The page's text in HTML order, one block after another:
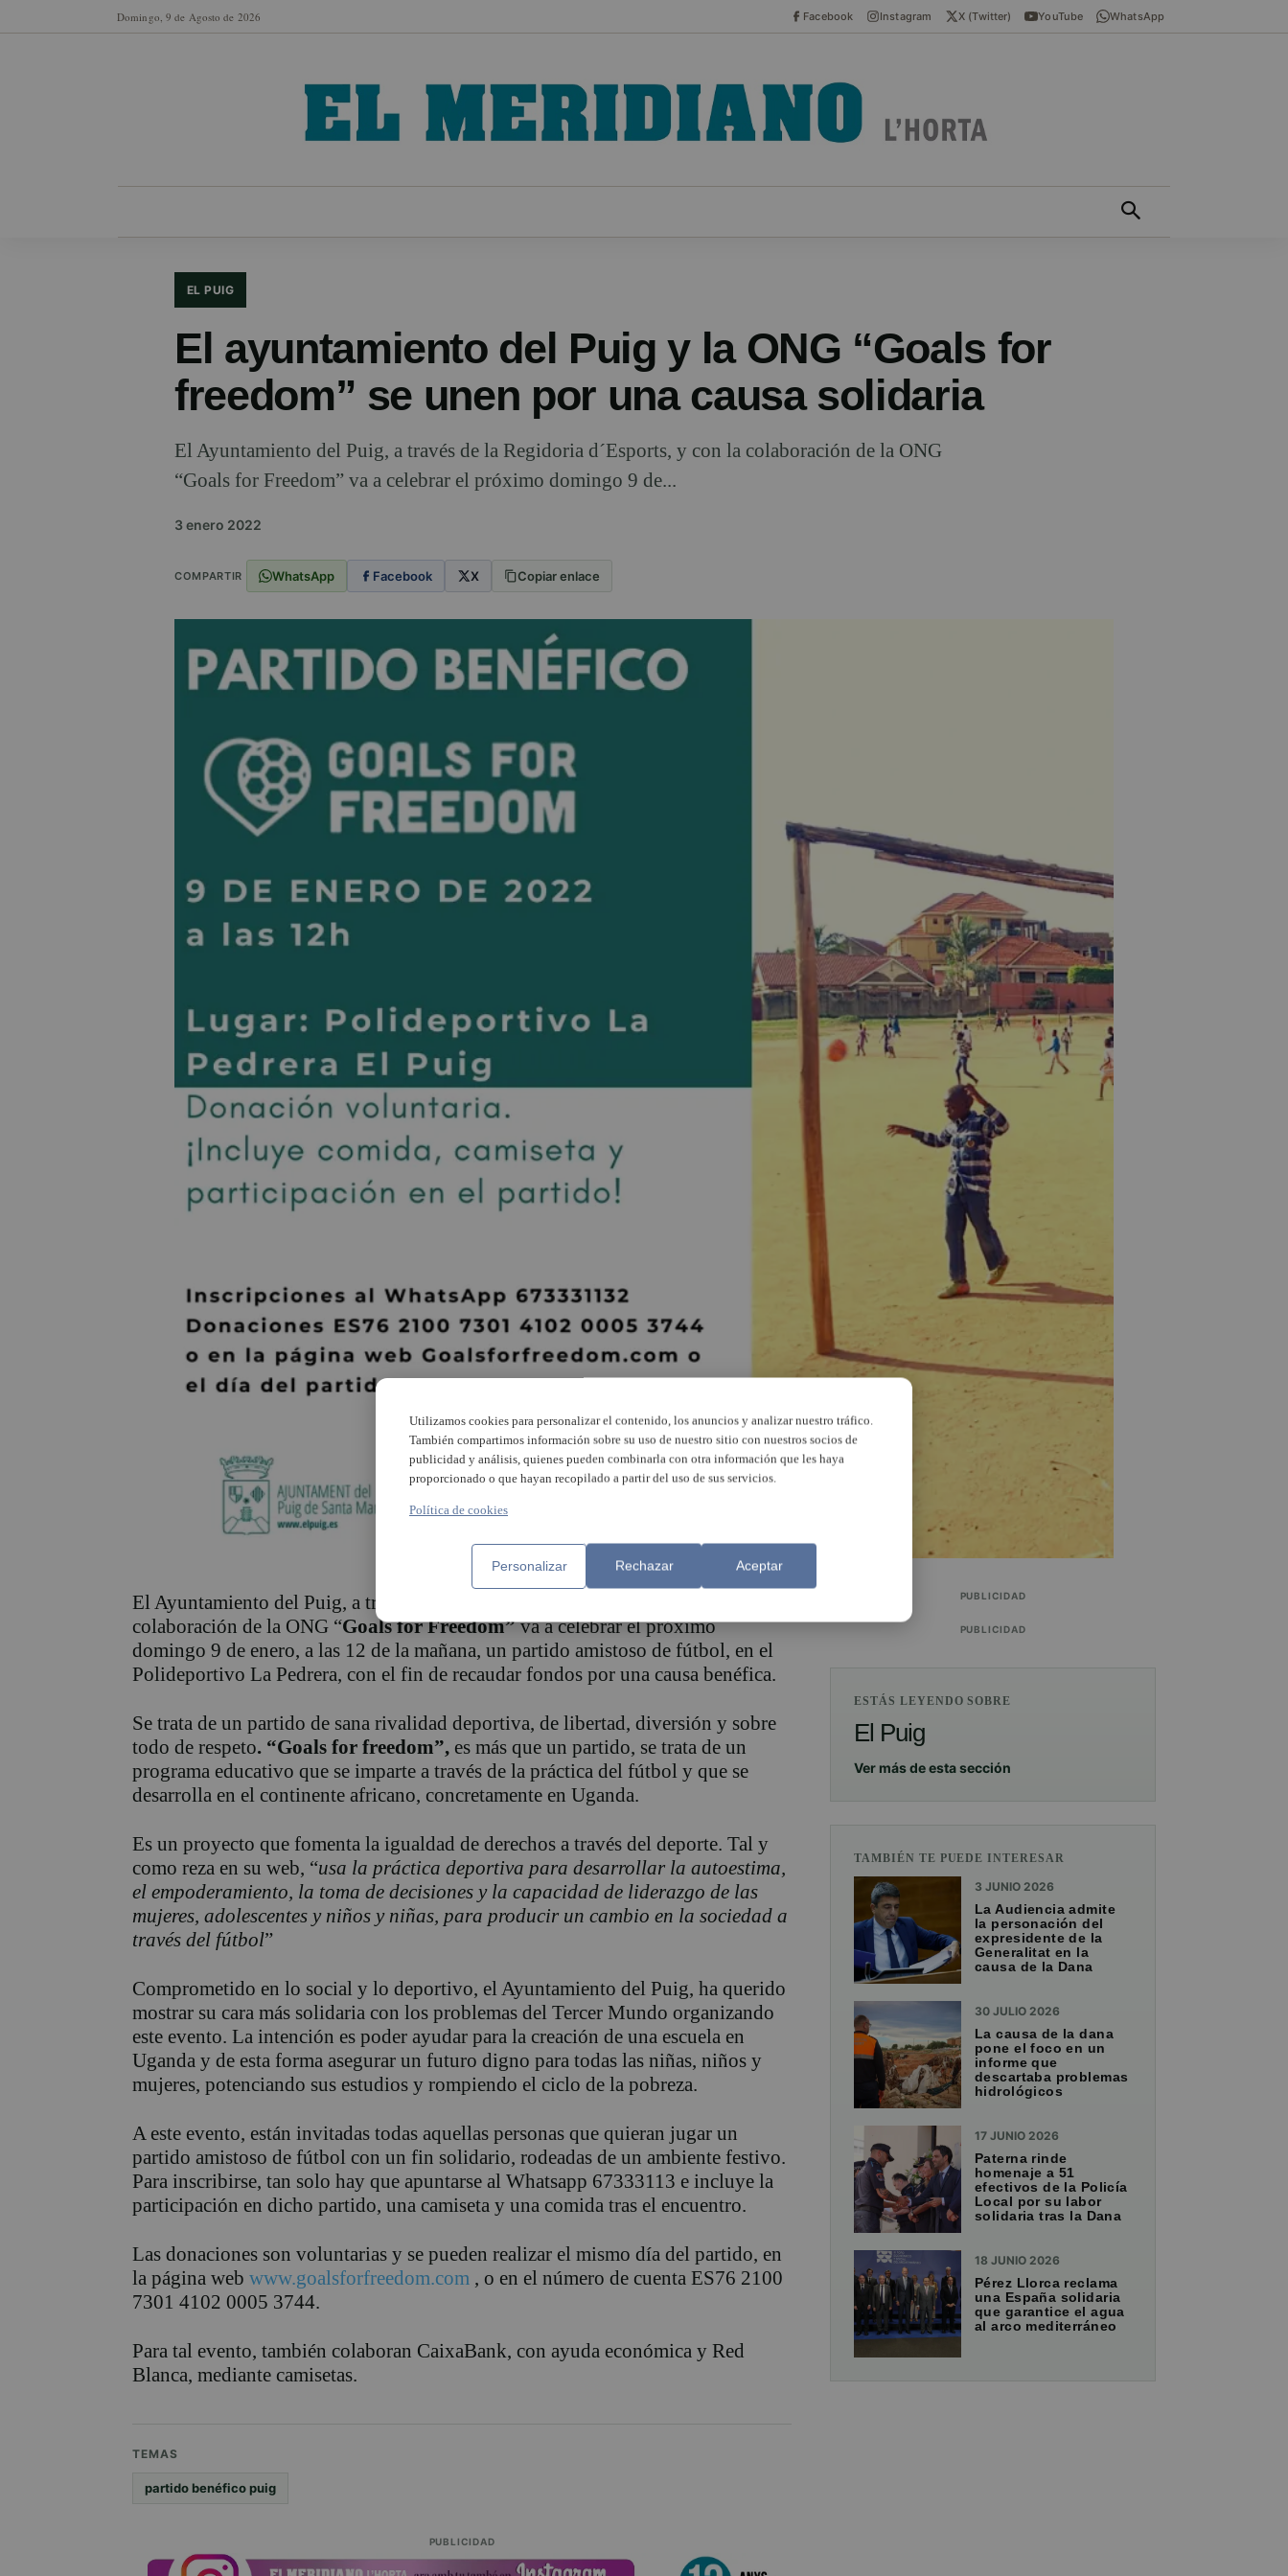
Domingo, 9 de Agosto de 2026 Facebook Instagram X (Twitter) YouTube WhatsApp
EL PUIG
El ayuntamiento del Puig y la ONG “Goals for
freedom” se unen por una causa solidaria
El Ayuntamiento del Puig, a través de la Regidoria d´Esports, y con la colaboración de la ONG
“Goals for Freedom” va a celebrar el próximo domingo 9 de...
3 enero 2022
COMPARTIR WhatsApp Facebook X Copiar enlace
El Ayuntamiento del Puig, a través de la Regidoria d´Esports, y con la
colaboración de la ONG “Goals for Freedom”va a celebrar el próximo
domingo 9 de enero, a las 12 de la mañana, un partido amistoso de fútbol, en el
Polideportivo La Pedrera, con el fin de recaudar fondos por una causa benéfica.
Se trata de un partido de sana rivalidad deportiva, de libertad, diversión y sobre
todo de respeto. “Goals for freedom”, es más que un partido, se trata de un
programa educativo que se imparte a través de la práctica del fútbol y que se
desarrolla en el continente africano, concretamente en Uganda.
Es un proyecto que fomenta la igualdad de derechos a través del deporte. Tal y
como reza en su web, “usa la práctica deportiva para desarrollar la autoestima,
el empoderamiento, la toma de decisiones y la capacidad de liderazgo de las
mujeres, adolescentes y niños y niñas, para producir un cambio en la sociedad a
través del fútbol”
Comprometido en lo social y lo deportivo, el Ayuntamiento del Puig, ha querido
mostrar su cara más solidaria con los problemas del Tercer Mundo organizando
este evento. La intención es poder ayudar para la creación de una escuela en
Uganda y de esta forma asegurar un futuro digno para todas las niñas, niños y
mujeres, potenciando sus estudios y rompiendo el ciclo de la pobreza.
A este evento, están invitadas todas aquellas personas que quieran jugar un
partido amistoso de fútbol con un fin solidario, rodeadas de un ambiente festivo.
Para inscribirse, tan solo hay que apuntarse al Whatsapp 67333113 e incluye la
participación en dicho partido, una camiseta y una comida tras el encuentro.
Las donaciones son voluntarias y se pueden realizar el mismo día del partido, en
la página web www.goalsforfreedom.com , o en el número de cuenta ES76 2100
7301 4102 0005 3744.
Para tal evento, también colaboran CaixaBank, con ayuda económica y Red
Blanca, mediante camisetas.
TEMAS
partido benéfico puig
PUBLICIDAD
PUBLICIDAD
PUBLICIDAD
ESTÁS LEYENDO SOBRE
El Puig
Ver más de esta sección
TAMBIÉN TE PUEDE INTERESAR
3 JUNIO 2026
La Audiencia admite
la personación del
expresidente de la
Generalitat en la
causa de la Dana
30 JULIO 2026
La causa de la dana
pone el foco en un
informe que
descartaba problemas
hidrológicos
17 JUNIO 2026
Paterna rinde
homenaje a 51
efectivos de la Policía
Local por su labor
solidaria tras la Dana
18 JUNIO 2026
Pérez Llorca reclama
una España solidaria
que garantice el agua
al arco mediterráneo
Utilizamos cookies para personalizar el contenido, los anuncios y analizar nuestro tráfico.
También compartimos información sobre su uso de nuestro sitio con nuestros socios de
publicidad y análisis, quienes pueden combinarla con otra información que les haya
proporcionado o que hayan recopilado a partir del uso de sus servicios.
Política de cookies
Personalizar Rechazar Aceptar